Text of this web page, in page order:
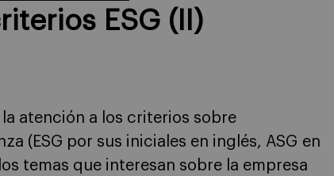
ESG (II)
atención a los criterios sobre
(ESG por sus iniciales en inglés, ASG en
temas que interesan sobre la empresa